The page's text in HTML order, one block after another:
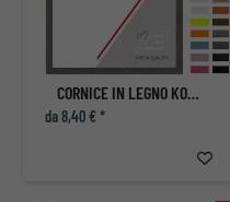
CORNICE IN LEGNO KOUDOU
da 8,40 € *